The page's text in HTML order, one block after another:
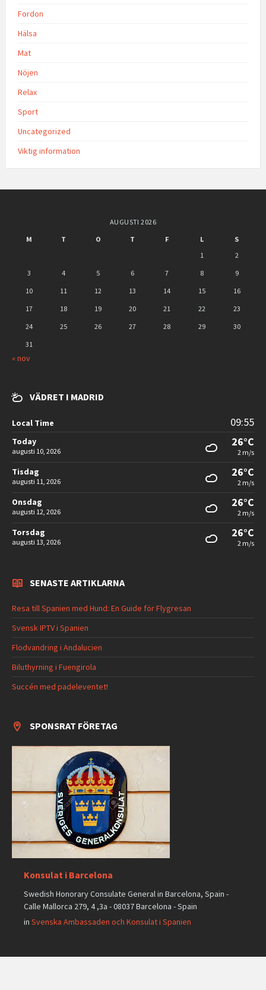
Fordon
Hälsa
Mat
Nöjen
Relax
Sport
Uncategorized
Viktig information
AUGUSTI 2026
M
T O T F L
S
1
2
3
4 5 6 7 8
9
10
11 12 13 14 15
16
17
18 19 20 21 22
23
24
25 26 27 28 29
30
31
« nov
VÄDRET I MADRID
Local Time 09:55
Today
augusti 10, 2026
26°C
2 m/s
Tisdag
augusti 11, 2026
26°C
2 m/s
Onsdag
augusti 12, 2026
26°C
2 m/s
Torsdag
augusti 13, 2026
26°C
2 m/s
SENASTE ARTIKLARNA
Resa till Spanien med Hund: En Guide för Flygresan
Svensk IPTV i Spanien
Flodvandring i Andalucien
Biluthyrning i Fuengirola
Succén med padeleventet!
SPONSRAT FÖRETAG
Konsulat i Barcelona
Swedish Honorary Consulate General in Barcelona, Spain -
Calle Mallorca 279, 4 ,3a - 08037 Barcelona - Spain
in Svenska Ambassaden och Konsulat i Spanien